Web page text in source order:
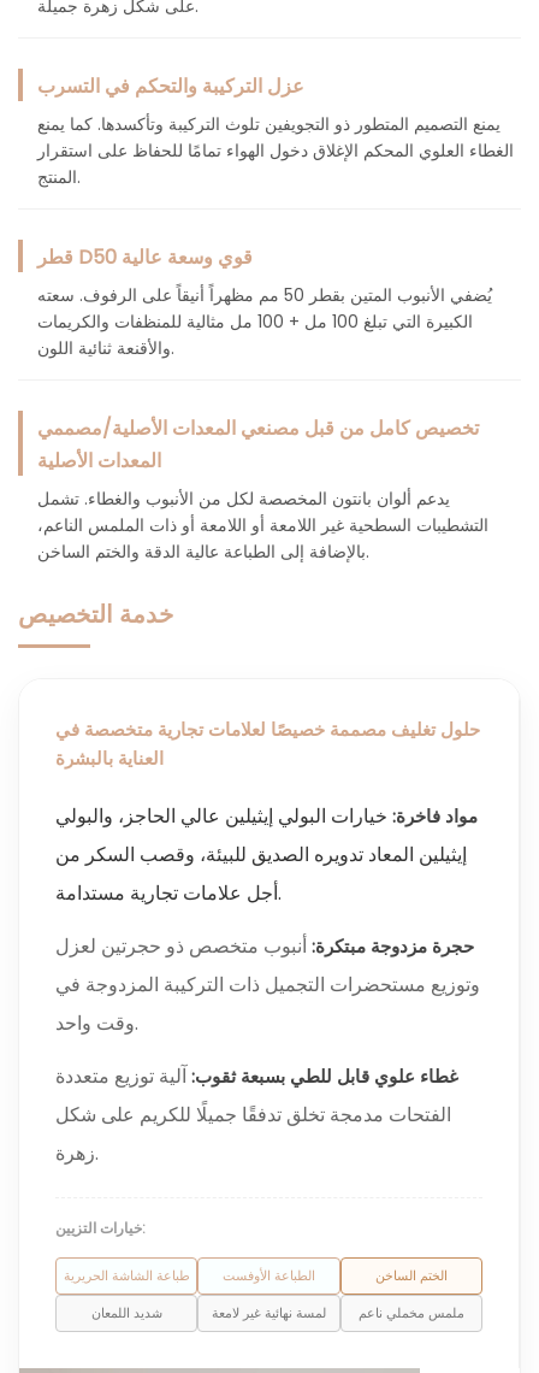
على شكل زهرة جميلة.
عزل التركيبة والتحكم في التسرب
يمنع التصميم المتطور ذو التجويفين تلوث التركيبة وتأكسدها. كما يمنع
الغطاء العلوي المحكم الإغلاق دخول الهواء تمامًا للحفاظ على استقرار
المنتج.
قطر D50 قوي وسعة عالية
يُضفي الأنبوب المتين بقطر 50 مم مظهراً أنيقاً على الرفوف. سعته
الكبيرة التي تبلغ 100 مل + 100 مل مثالية للمنظفات والكريمات
والأقنعة ثنائية اللون.
تخصيص كامل من قبل مصنعي المعدات الأصلية/مصممي
المعدات الأصلية
يدعم ألوان بانتون المخصصة لكل من الأنبوب والغطاء. تشمل
التشطيبات السطحية غير اللامعة أو اللامعة أو ذات الملمس الناعم،
بالإضافة إلى الطباعة عالية الدقة والختم الساخن.
خدمة التخصيص
حلول تغليف مصممة خصيصًا لعلامات تجارية متخصصة في
العناية بالبشرة
مواد فاخرة: خيارات البولي إيثيلين عالي الحاجز، والبولي
إيثيلين المعاد تدويره الصديق للبيئة، وقصب السكر من
أجل علامات تجارية مستدامة.
حجرة مزدوجة مبتكرة:أنبوب متخصص ذو حجرتين لعزل
وتوزيع مستحضرات التجميل ذات التركيبة المزدوجة في
وقت واحد.
غطاء علوي قابل للطي بسبعة ثقوب:آلية توزيع متعددة
الفتحات مدمجة تخلق تدفقًا جميلًا للكريم على شكل
زهرة.
خيارات التزيين:
طباعة الشاشة الحريرية الطباعة الأوفست
الختم الساخن
شديد اللمعان
لمسة نهائية غير لامعة ملمس مخملي ناعم